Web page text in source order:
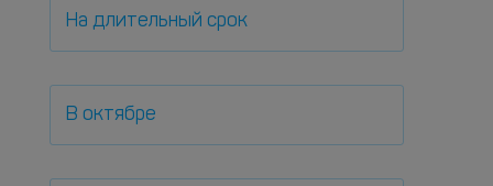
На длительный срок
В октябре